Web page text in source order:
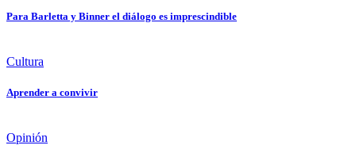
Para Barletta y Binner el diálogo es imprescindible
Cultura
Aprender a convivir
Opinión